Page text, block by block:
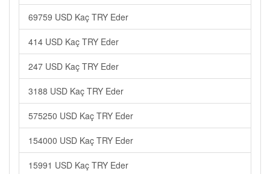
69759 USD Kaç TRY Eder
414 USD Kaç TRY Eder
247 USD Kaç TRY Eder
3188 USD Kaç TRY Eder
575250 USD Kaç TRY Eder
154000 USD Kaç TRY Eder
15991 USD Kaç TRY Eder